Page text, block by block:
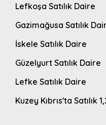
Lefkoşa Satılık Daire
Gazimağusa Satılık
İskele Satılık Daire
Güzelyurt Satılık Daire
Lefke Satılık Daire
Kuzey Kıbrıs'ta Satılık